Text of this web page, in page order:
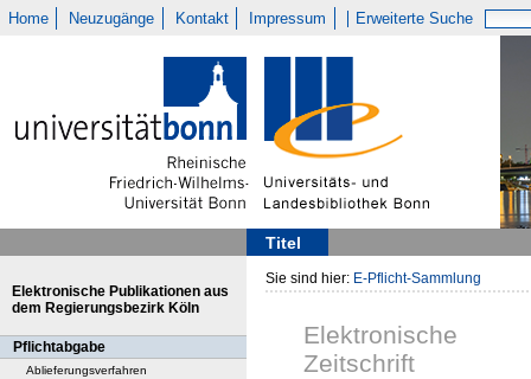
Home Neuzugänge Kontakt Impressum Erweiterte Suche
Titel
Elektronische Publikationen aus
dem Regierungsbezirk Köln
Pflichtabgabe
Ablieferungsverfahren
Sie sind hier: E-Pflicht-Sammlung
Elektronische
Zeitschrift